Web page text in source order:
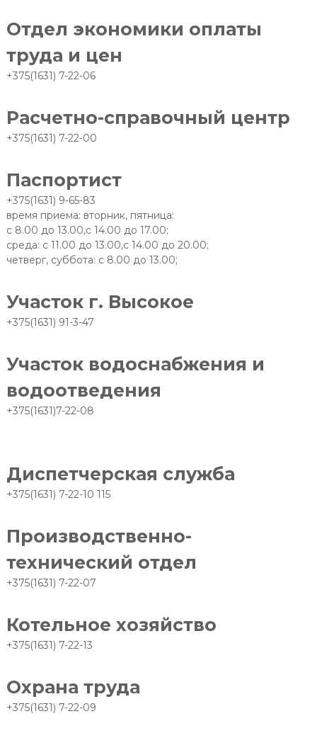
Отдел экономики оплаты
труда и цен
+375(1631) 7-22-06
Расчетно-справочный центр
+375(1631) 7-22-00
Паспортист
+375(1631) 9-65-83
время приема: вторник, пятница:
с 8.00 до 13.00,с 14.00 до 17.00;
среда: с 11.00 до 13.00,с 14.00 до 20.00;
четверг, суббота: с 8.00 до 13.00;
Участок г. Высокое
+375(1631) 91-3-47
Участок водоснабжения и
водоотведения
+375(1631)7-22-08
Диспетчерская служба
+375(1631) 7-22-10 115
Производственно-
технический отдел
+375(1631) 7-22-07
Котельное хозяйство
+375(1631) 7-22-13
Охрана труда
+375(1631) 7-22-09